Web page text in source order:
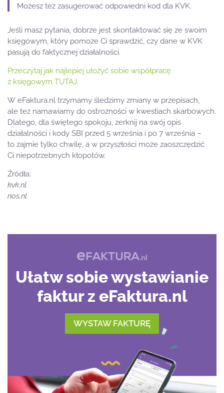
Możesz też zasugerować odpowiedni kod dla KVK.
Jeśli masz pytania, dobrze jest skontaktować się ze swoim
księgowym, który pomoże Ci sprawdzić, czy dane w KVK
pasują do faktycznej działalności.
Przeczytaj jak najlepiej ułożyć sobie współpracę
z księgowym TUTAJ.
W eFaktura.nl trzymamy śledzimy zmiany w przepisach,
ale też namawiamy do ostrożności w kwestiach skarbowych.
Dlatego, dla świętego spokoju, zerknij na swój opis
działalności i kody SBI przed 5 września i po 7 września –
to zajmie tylko chwilę, a w przyszłości może zaoszczędzić
Ci niepotrzebnych kłopotów.
Źródła:
kvk.nl
nos.nl
Ułatw sobie wystawianie
faktur z eFaktura.nl
WYSTAW FAKTURĘ